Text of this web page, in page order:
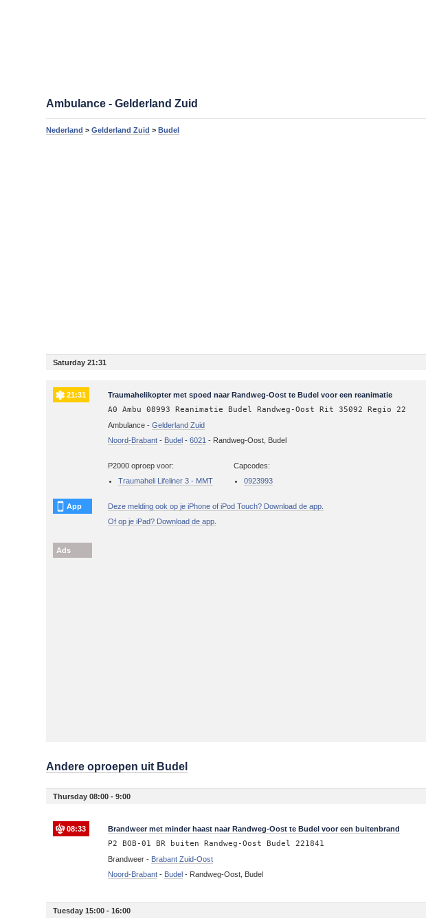
Ambulance - Gelderland Zuid
Nederland >Gelderland Zuid >Budel
Saturday 21:31
21:31 Traumahelikopter met spoed naar Randweg-Oost te Budel voor een reanimatie
A0 Ambu 08993 Reanimatie Budel Randweg-Oost Rit 35092 Regio 22
Ambulance -Gelderland Zuid
Noord-Brabant - Budel -6021 - Randweg-Oost, Budel
P2000 oproep voor:
Traumaheli Lifeliner 3 - MMT
Capcodes:
0923993
App
Deze melding ook op je iPhone of iPod Touch? Download de app.
Of op je iPad? Download de app.
Ads
Andere oproepen uit Budel
Thursday 08:00 - 9:00
08:33 Brandweer met minder haast naar Randweg-Oost te Budel voor een buitenbrand
P2 BOB-01 BR buiten Randweg-Oost Budel 221841
Brandweer - Brabant Zuid-Oost
Noord-Brabant - Budel - Randweg-Oost, Budel
Tuesday 15:00 - 16:00